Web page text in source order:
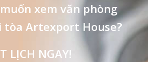
xem văn phòng
tòa Artexport House?
LỊCH NGAY!